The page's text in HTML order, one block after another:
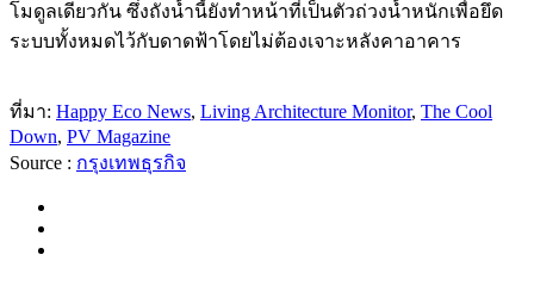
โมดูลเดียวกัน ซึ่งถังน้ำนี้ยังทำหน้าที่เป็นตัวถ่วงน้ำหนักเพื่อยึด
ระบบทั้งหมดไว้กับดาดฟ้าโดยไม่ต้องเจาะหลังคาอาคาร
ที่มา: Happy Eco News, Living Architecture Monitor, The Cool
Down, PV Magazine
Source : กรุงเทพธุรกิจ